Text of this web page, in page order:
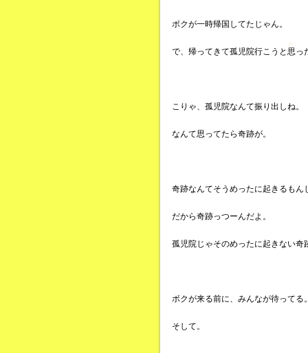
ボクが一時帰国してたじゃん。
で、帰ってきて孤児院行こうと思っ
こりゃ、孤児院なんて振り出しね。
なんて思ってたら奇跡が。
奇跡なんてそうめったに起きるもん
だから奇跡っつーんだよ。
孤児院じゃそのめったに起きない奇
ボクが来る前に、みんなが待ってる
そして。